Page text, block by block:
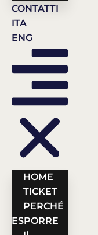
CONTATTI
ITA
ENG
HOME
TICKET
PERCHÉ
ESPORRE